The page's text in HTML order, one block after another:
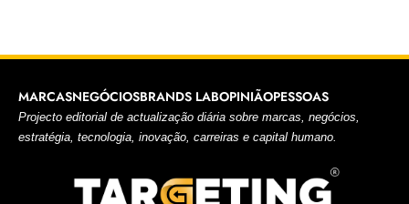
MARCASNEGÓCIOSBRANDS LABOPINIÃOPESSOAS
Projecto editorial de actualização diária sobre marcas, negócios,
estratégia, tecnologia, inovação, carreiras e capital humano.